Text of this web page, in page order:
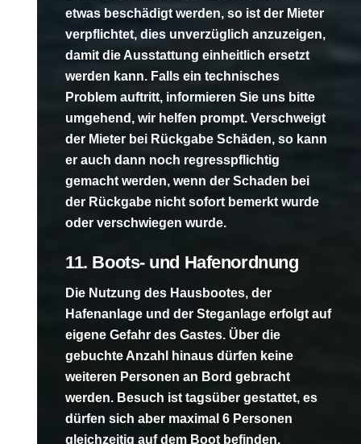
etwas beschädigt werden, so ist der Mieter
verpflichtet, dies unverzüglich anzuzeigen,
damit die Ausstattung einheitlich ersetzt
werden kann. Falls ein technisches
Problem auftritt, informieren Sie uns bitte
umgehend, wir helfen prompt. Verschweigt
der Mieter bei Rückgabe Schäden, so kann
er auch dann noch regresspflichtig
gemacht werden, wenn der Schaden bei
der Rückgabe nicht sofort bemerkt wurde
oder verschwiegen wurde.
11. Boots- und Hafenordnung
Die Nutzung des Hausbootes, der
Hafenanlage und der Steganlage erfolgt auf
eigene Gefahr des Gastes. Über die
gebuchte Anzahl hinaus dürfen keine
weiteren Personen an Bord gebracht
werden. Besuch ist tagsüber gestattet, es
dürfen sich aber maximal 6 Personen
gleichzeitig auf dem Boot befinden.